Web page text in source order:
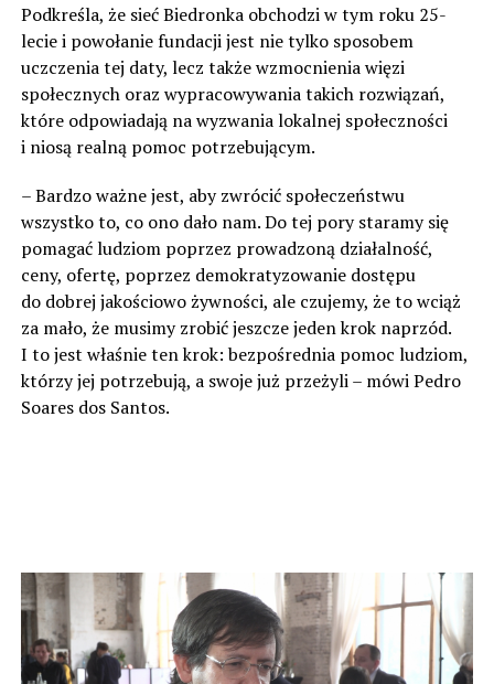
Podkreśla, że sieć Biedronka obchodzi w tym roku 25-
lecie i powołanie fundacji jest nie tylko sposobem
uczczenia tej daty, lecz także wzmocnienia więzi
społecznych oraz wypracowywania takich rozwiązań,
które odpowiadają na wyzwania lokalnej społeczności
i niosą realną pomoc potrzebującym.
– Bardzo ważne jest, aby zwrócić społeczeństwu
wszystko to, co ono dało nam. Do tej pory staramy się
pomagać ludziom poprzez prowadzoną działalność,
ceny, ofertę, poprzez demokratyzowanie dostępu
do dobrej jakościowo żywności, ale czujemy, że to wciąż
za mało, że musimy zrobić jeszcze jeden krok naprzód.
I to jest właśnie ten krok: bezpośrednia pomoc ludziom,
którzy jej potrzebują, a swoje już przeżyli – mówi Pedro
Soares dos Santos.